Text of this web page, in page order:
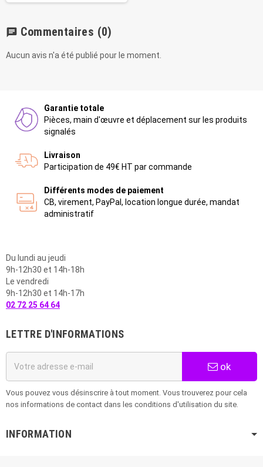
chat Commentaires (0)
Aucun avis n'a été publié pour le moment.
Garantie totale
Pièces, main d'œuvre et déplacement sur les produits
signalés
Livraison
Participation de 49€ HT par commande
Différents modes de paiement
CB, virement, PayPal, location longue durée, mandat
administratif
Du lundi au jeudi
9h-12h30 et 14h-18h
Le vendredi
9h-12h30 et 14h-17h
02 72 25 64 64
LETTRE D'INFORMATIONS
ok
Vous pouvez vous désinscrire à tout moment. Vous trouverez pour cela
nos informations de contact dans les conditions d'utilisation du site.
INFORMATION